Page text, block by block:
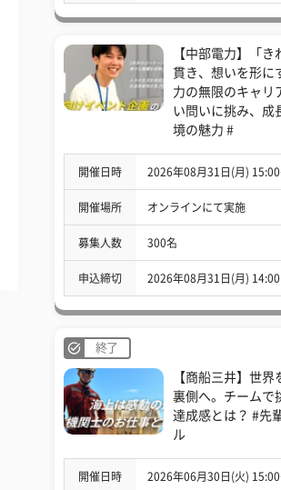
【中部電力】「き
貫き、想いを形に
力の無限のキャリ
い問いに挑み、成
境の魅力 #
開催日時 2026年08月31日(月)
開催場所 オンラインにて実施
募集人数 300名
申込締切 2026年08月31日(月) 14:00
終了
【商船三井】世界
裏側へ。チームで
達成感とは？ #先
ル
開催日時 2026年06月30日(火)